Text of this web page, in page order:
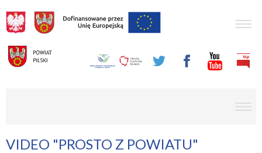
VIDEO "PROSTO Z POWIATU"